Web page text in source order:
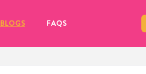
BLOGS FAQS